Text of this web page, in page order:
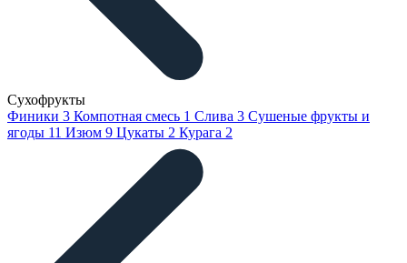
Сухофрукты
Финики 3 Компотная смесь 1 Слива 3 Сушеные фрукты и
ягоды 11 Изюм 9 Цукаты 2 Курага 2